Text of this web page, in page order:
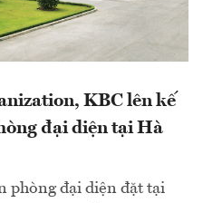
KBC lên kế
đại diện tại Hà
phòng đại diện đặt tại